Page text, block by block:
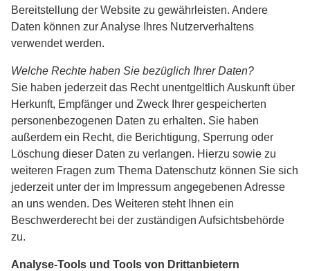
Bereitstellung der Website zu gewährleisten. Andere
Daten können zur Analyse Ihres Nutzerverhaltens
verwendet werden.
Welche Rechte haben Sie bezüglich Ihrer Daten?
Sie haben jederzeit das Recht unentgeltlich Auskunft über
Herkunft, Empfänger und Zweck Ihrer gespeicherten
personenbezogenen Daten zu erhalten. Sie haben
außerdem ein Recht, die Berichtigung, Sperrung oder
Löschung dieser Daten zu verlangen. Hierzu sowie zu
weiteren Fragen zum Thema Datenschutz können Sie sich
jederzeit unter der im Impressum angegebenen Adresse
an uns wenden. Des Weiteren steht Ihnen ein
Beschwerderecht bei der zuständigen Aufsichtsbehörde
zu.
Analyse-Tools und Tools von Drittanbietern